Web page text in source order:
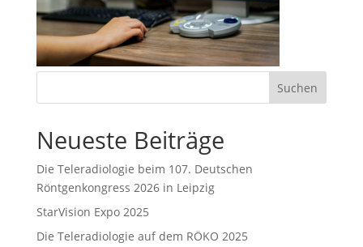
Neueste Beiträge
Die Teleradiologie beim 107. Deutschen
Röntgenkongress 2026 in Leipzig
StarVision Expo 2025
Die Teleradiologie auf dem RÖKO 2025